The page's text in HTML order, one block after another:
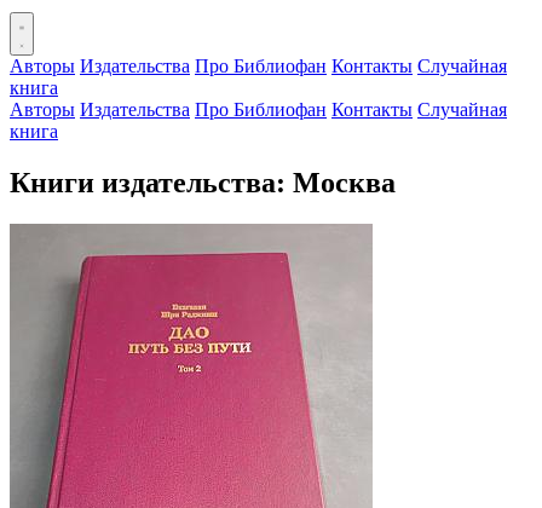
Авторы Издательства Про Библиофан Контакты Случайная
книга
Авторы Издательства Про Библиофан Контакты Случайная
книга
Книги издательства: Москва